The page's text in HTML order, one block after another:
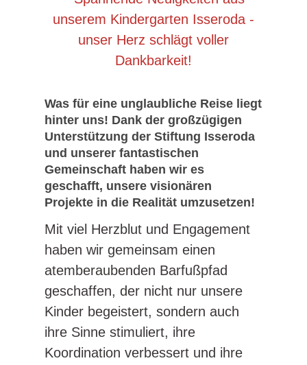
Was für eine unglaubliche Reise liegt
hinter uns! Dank der großzügigen
Unterstützung der Stiftung Isseroda
und unserer fantastischen
Gemeinschaft haben wir es
geschafft, unsere visionären
Projekte in die Realität umzusetzen!
Mit viel Herzblut und Engagement
haben wir gemeinsam einen
atemberaubenden Barfußpfad
geschaffen, der nicht nur unsere
Kinder begeistert, sondern auch
ihre Sinne stimuliert, ihre
Koordination verbessert und ihre